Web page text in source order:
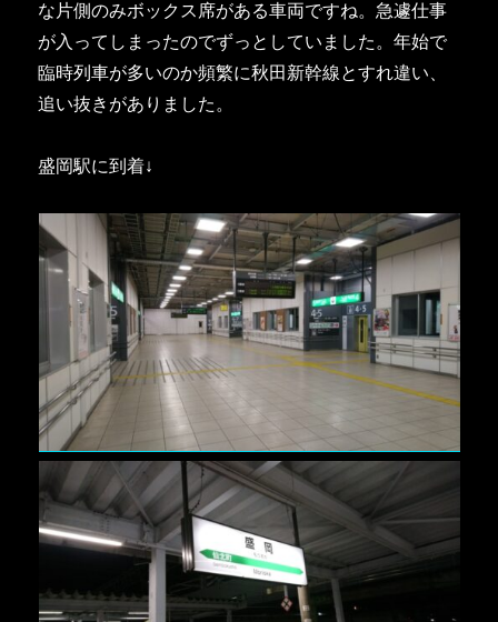
な片側のみボックス席がある車両ですね。急遽仕事
が入ってしまったのでずっとしていました。年始で
臨時列車が多いのか頻繁に秋田新幹線とすれ違い、
追い抜きがありました。
盛岡駅に到着↓